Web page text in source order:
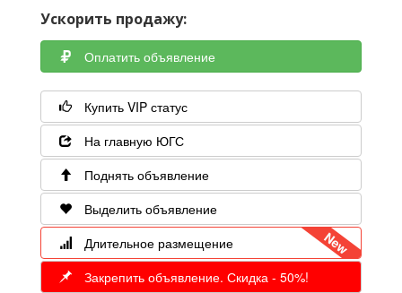
Ускорить продажу:
Оплатить объявление
Купить VIP статус
На главную ЮГС
Поднять объявление
Выделить объявление
Длительное размещение
Закрепить объявление. Скидка - 50%!